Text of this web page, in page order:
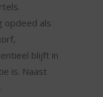
opdeed als
blijft in
is. Naast